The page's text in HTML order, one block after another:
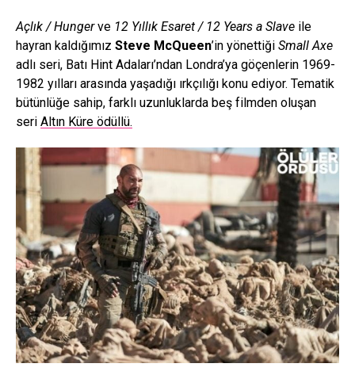
Açlık / Hungerve 12 Yıllık Esaret / 12 Years a Slave ile
hayran kaldığımız Steve McQueen’in yönettiği Small Axe
adlı seri, Batı Hint Adaları’ndan Londra’ya göçenlerin 1969-
1982 yılları arasında yaşadığı ırkçılığı konu ediyor. Tematik
bütünlüğe sahip, farklı uzunluklarda beş filmden oluşan
seri Altın Küre ödüllü.